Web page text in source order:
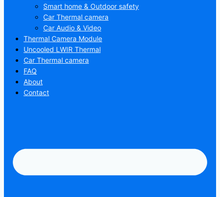
Smart home & Outdoor safety
Car Thermal camera
Car Audio & Video
Thermal Camera Module
Uncooled LWIR Thermal
Car Thermal camera
FAQ
About
Contact